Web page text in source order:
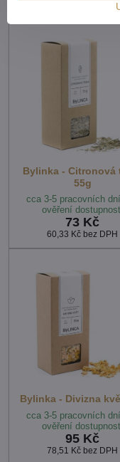
Bylinka - Citronová
55g
cca 3-5 pracovních
ověření
73 Kč
60,33 Kč bez DPH
Bylinka - Divizna
cca 3-5 pracovních
ověření
95 Kč
78,51 Kč bez DPH